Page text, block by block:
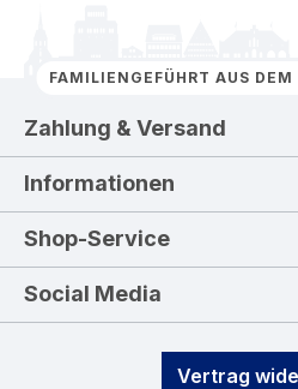
FAMILIENGEFÜHRT AUS
Zahlung & Versand
Informationen
Shop-Service
Social Media
Vertrag